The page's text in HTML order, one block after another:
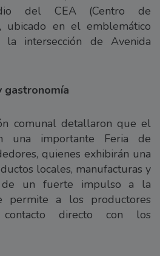
del CEA (Centro de
ubicado en el emblemático
la intersección de Avenida
gastronomía
comunal detallaron que el
una importante Feria de
quienes exhibirán una
locales, manufacturas y
de un fuerte impulso a la
permite a los productores
contacto directo con los